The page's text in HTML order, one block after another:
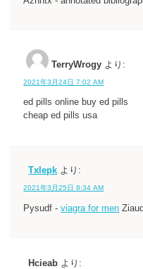
TerryWrogy より:
2021年3月24日 7:02 AM
ed pills online buy ed pills
cheap ed pills usa
Txlepk より:
2021年3月25日 8:34 AM
Pysudf -viagra for men
Hcieab より: